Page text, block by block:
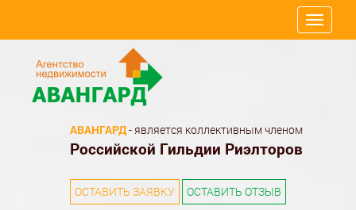
Toggle
АВАНГАРД- является коллективным членом
Российской Гильдии Риэлторов
ОСТАВИТЬ ЗАЯВКУ ОСТАВИТЬ ОТЗЫВ